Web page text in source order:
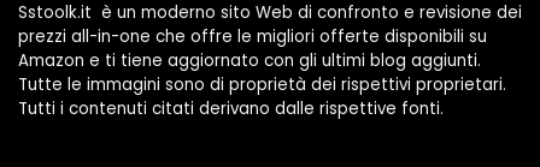
Sstoolk.it è un moderno sito Web di confronto e revisione dei
prezzi all-in-one che offre le migliori offerte disponibili su
Amazon e ti tiene aggiornato con gli ultimi blog aggiunti.
Tutte le immagini sono di proprietà dei rispettivi proprietari.
Tutti i contenuti citati derivano dalle rispettive fonti.